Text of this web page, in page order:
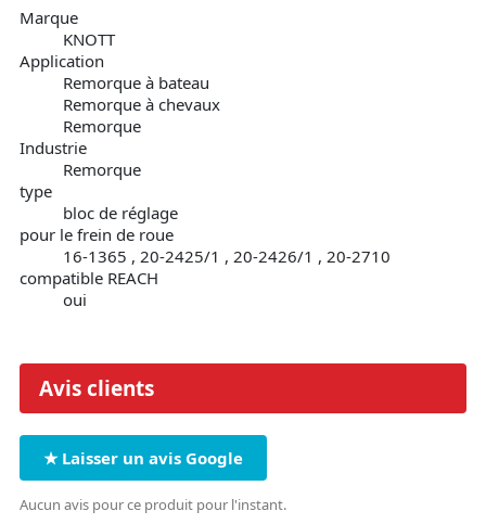
Marque
KNOTT
Application
Remorque à bateau
Remorque à chevaux
Remorque
Industrie
Remorque
type
bloc de réglage
pour le frein de roue
16-1365 , 20-2425/1 , 20-2426/1 , 20-2710
compatible REACH
oui
Avis clients
★ Laisser un avis Google
Aucun avis pour ce produit pour l'instant.